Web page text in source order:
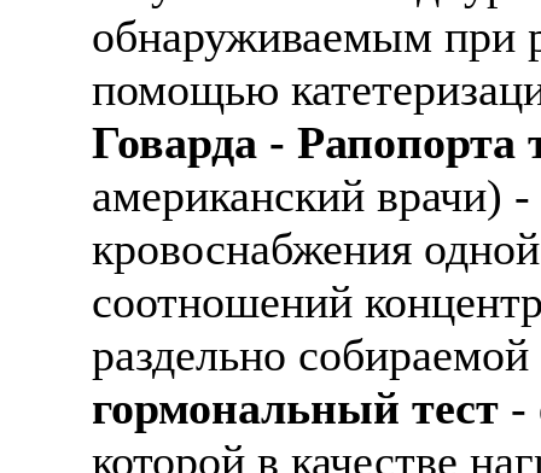
обнаруживаемым при
помощью
Говарда - Рапопорта
американский врачи)
кровоснабжения
соотношений
раздельно
гормональный тест -
которой в качестве